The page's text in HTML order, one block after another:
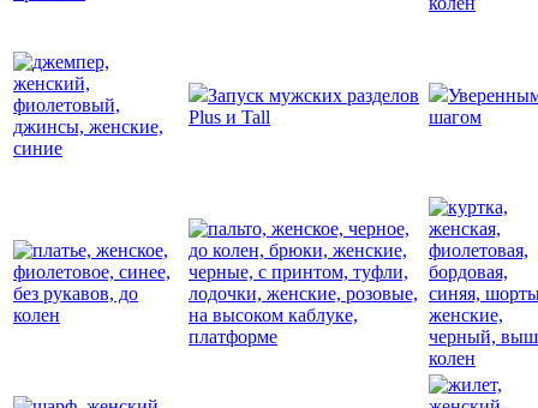
Запуск мужских разделов
Plus и Tall
шагом